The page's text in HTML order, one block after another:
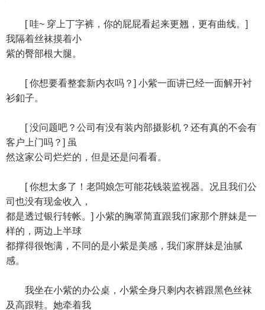
[ 哇~ 穿上丁字裤，你的屁屁看起来更翘，更有曲线。]
我隔着丝袜摸着小
紫的臀部根大腿。
[ 你想要看整套新内衣吗？] 小紫一面讲已经一面解开衬
衫釦子。
[ 没问题吧？公司有没有装内部摄影机？还有真的不会有
客户上门吗？] 虽
然这家公司烂烂的，但是还是问看看。
[ 你想太多了！老闆娘怎可能花钱装监视器。况且我们公
司也没有现金收入，
都是透过银行转帐。] 小紫的胸罩简直跟我们家那个胖妹是一
样的，两边上半球
都撑得很饱满，不同的是小紫是美感，我们家胖妹是油腻
感。
我坐在小紫的办公桌，小紫全身只剩内衣裤跟黑色丝袜
及高跟鞋。她牵着我